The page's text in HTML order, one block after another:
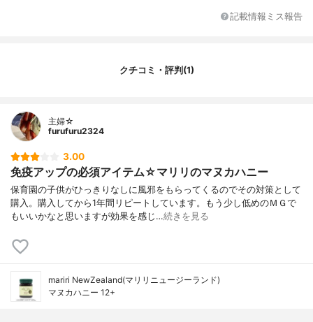
記載情報ミス報告
クチコミ・評判(1)
主婦☆
furufuru2324
3.00
免疫アップの必須アイテム☆マリリのマヌカハニー
保育園の子供がひっきりなしに風邪をもらってくるのでその対策として
購入。購入してから1年間リピートしています。もう少し低めのＭＧで
もいいかなと思いますが効果を感じ…続きを見る
mariri NewZealand(マリリニュージーランド)
マヌカハニー 12+